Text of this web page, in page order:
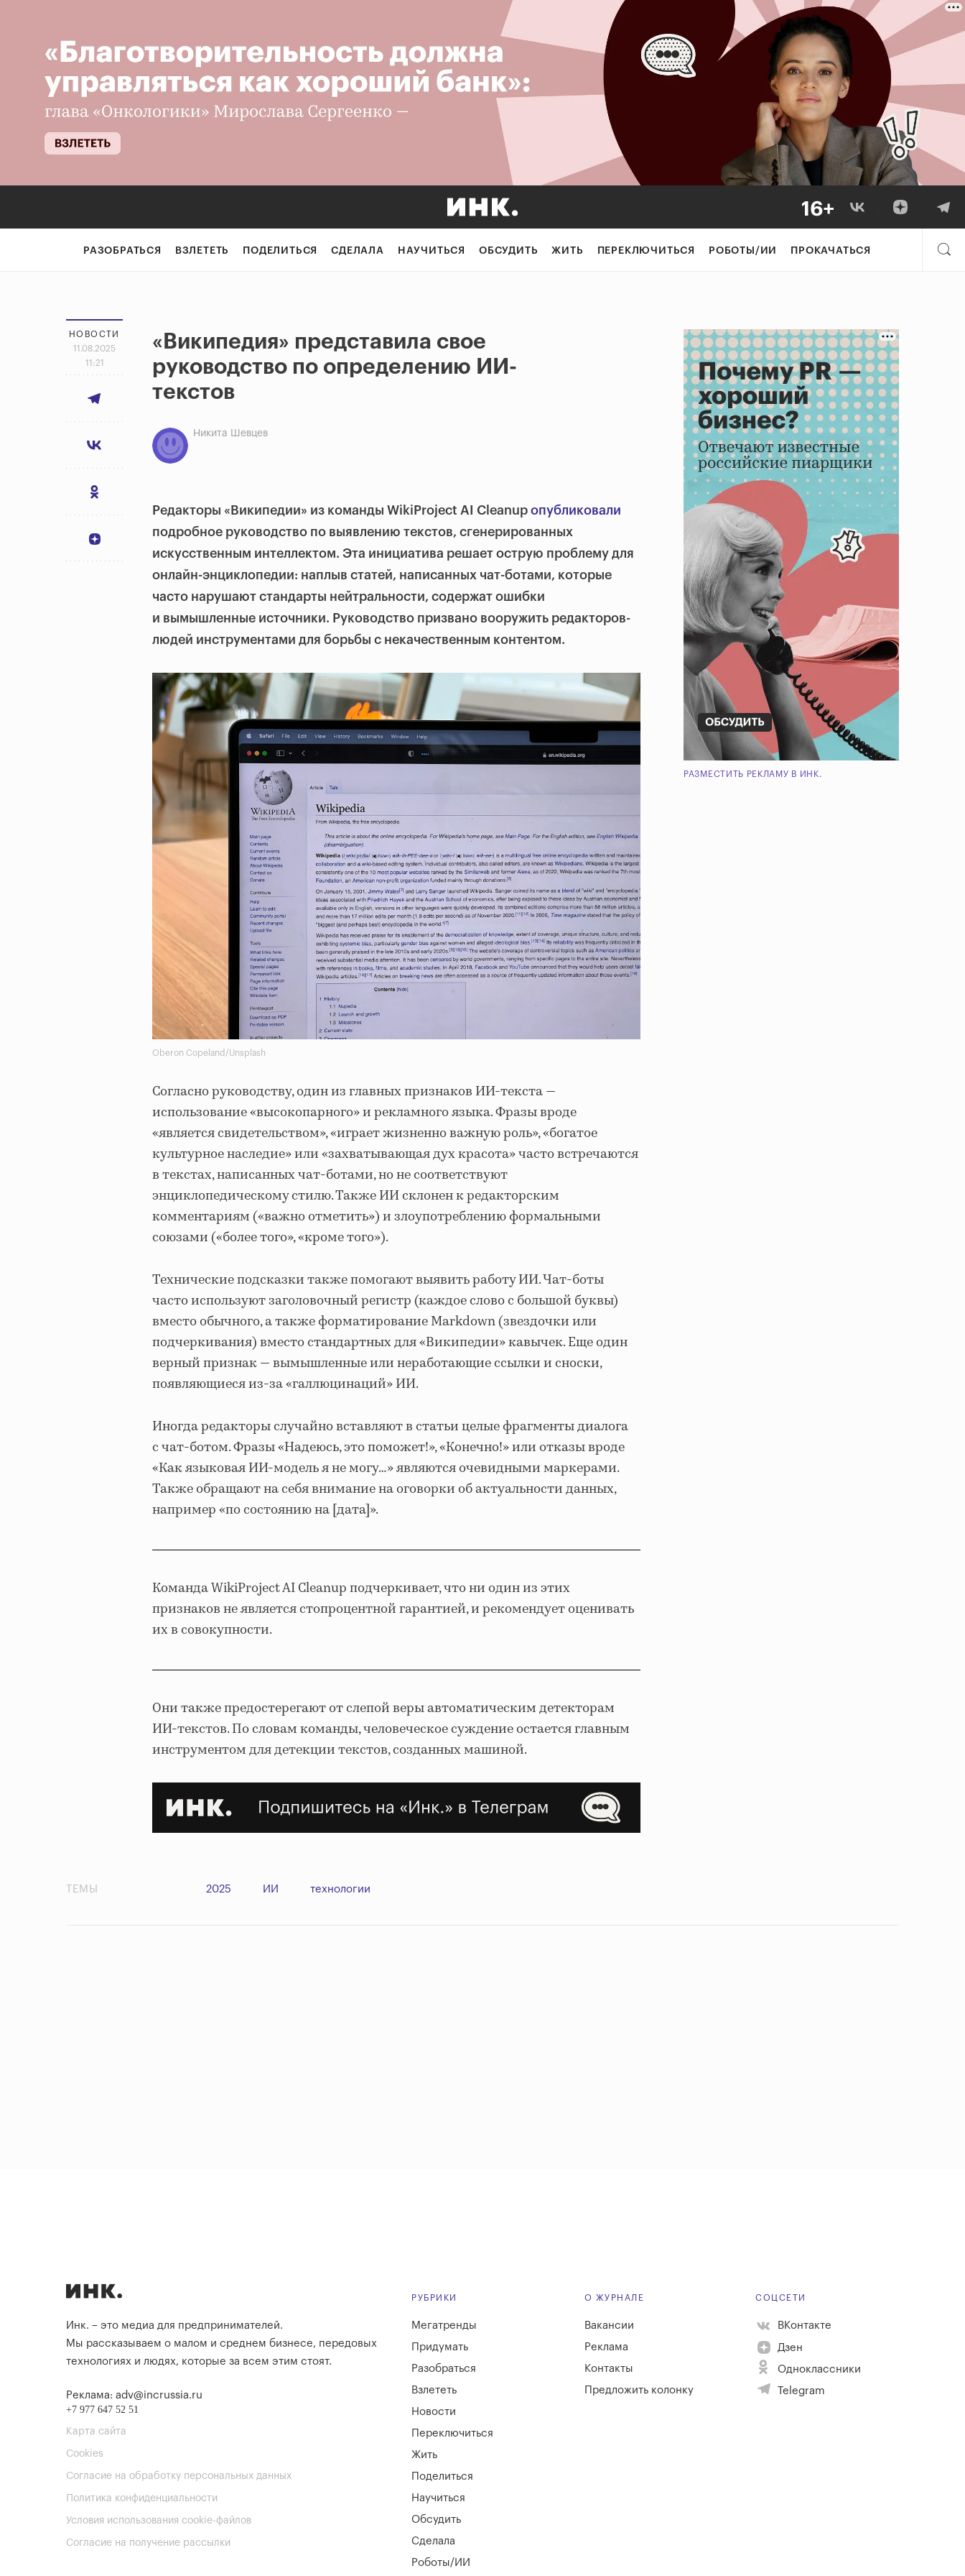
РАЗОБРАТЬСЯ ВЗЛЕТЕТЬ ПОДЕЛИТЬСЯ СДЕЛАЛА НАУЧИТЬСЯ ОБСУДИТЬ ЖИТЬ ПЕРЕКЛЮЧИТЬСЯ РОБОТЫ/ИИ ПРОКАЧАТЬСЯ
НОВОСТИ
11.08.2025
11:21
«Википедия» представила свое
руководство по определению ИИ-
текстов
Никита Шевцев
Редакторы «Википедии» из команды WikiProject AI Cleanup опубликовали
подробное руководство по выявлению текстов, сгенерированных
искусственным интеллектом. Эта инициатива решает острую проблему для
онлайн-энциклопедии: наплыв статей, написанных чат-ботами, которые
часто нарушают стандарты нейтральности, содержат ошибки
и вымышленные источники. Руководство призвано вооружить редакторов-
людей инструментами для борьбы с некачественным контентом.
Oberon Copeland/Unsplash
Согласно руководству, один из главных признаков ИИ-текста —
использование «высокопарного» и рекламного языка. Фразы вроде
«является свидетельством», «играет жизненно важную роль», «богатое
культурное наследие» или «захватывающая дух красота» часто встречаются
в текстах, написанных чат-ботами, но не соответствуют
энциклопедическому стилю. Также ИИ склонен к редакторским
комментариям («важно отметить») и злоупотреблению формальными
союзами («более того», «кроме того»).
Технические подсказки также помогают выявить работу ИИ. Чат-боты
часто используют заголовочный регистр (каждое слово с большой буквы)
вместо обычного, а также форматирование Markdown (звездочки или
подчеркивания) вместо стандартных для «Википедии» кавычек. Еще один
верный признак — вымышленные или неработающие ссылки и сноски,
появляющиеся из-за «галлюцинаций» ИИ.
Иногда редакторы случайно вставляют в статьи целые фрагменты диалога
с чат-ботом. Фразы «Надеюсь, это поможет!», «Конечно!» или отказы вроде
«Как языковая ИИ-модель я не могу…» являются очевидными маркерами.
Также обращают на себя внимание на оговорки об актуальности данных,
например «по состоянию на [дата]».
Команда WikiProject AI Cleanup подчеркивает, что ни один из этих
признаков не является стопроцентной гарантией, и рекомендует оценивать
их в совокупности.
Они также предостерегают от слепой веры автоматическим детекторам
ИИ-текстов. По словам команды, человеческое суждение остается главным
инструментом для детекции текстов, созданных машиной.
РАЗМЕСТИТЬ РЕКЛАМУ В ИНК.
ТЕМЫ 2025 ИИ технологии
Инк. – это медиа для предпринимателей.
Мы рассказываем о малом и среднем бизнесе, передовых
технологиях и людях, которые за всем этим стоят.
Реклама: adv@incrussia.ru
+7 977 647 52 51
Карта сайта
Cookies
Согласие на обработку персональных данных
Политика конфиденциальности
Условия использования cookie-файлов
Согласие на получение рассылки
РУБРИКИ
Мегатренды
Придумать
Разобраться
Взлететь
Новости
Переключиться
Жить
Поделиться
Научиться
Обсудить
Сделала
Роботы/ИИ
О ЖУРНАЛЕ
Вакансии
Реклама
Контакты
Предложить колонку
СОЦСЕТИ
ВКонтакте
Дзен
Одноклассники
Telegram